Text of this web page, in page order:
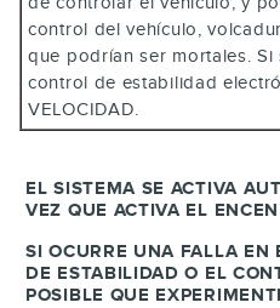
control del vehículo,
que podrían ser mortales. Si
control de estabilidad
VELOCIDAD.
EL SISTEMA SE ACTIVA
VEZ QUE ACTIVA EL
SI OCURRE UNA FALLA EN
DE ESTABILIDAD O EL
POSIBLE QUE